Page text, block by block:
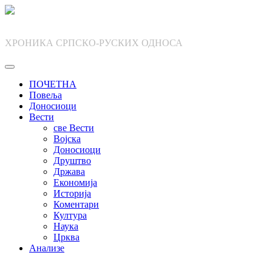
Skip
ХРОНИКА СРПСКО-РУСКИХ ОДНОСА
ПОЧЕТНА
Повеља
Доносиоци
Вести
све Вести
Војска
Доносиоци
Друштво
Држава
Економија
Историја
Коментари
Култура
Наука
Црква
Анализе